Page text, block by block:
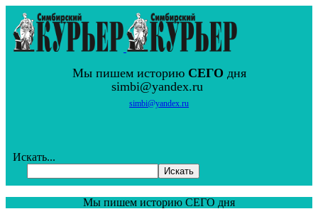
Мы пишем историю СЕГО дня
simbi@yandex.ru
simbi@yandex.ru
Искать...
Искать
Мы пишем историю СЕГО дня